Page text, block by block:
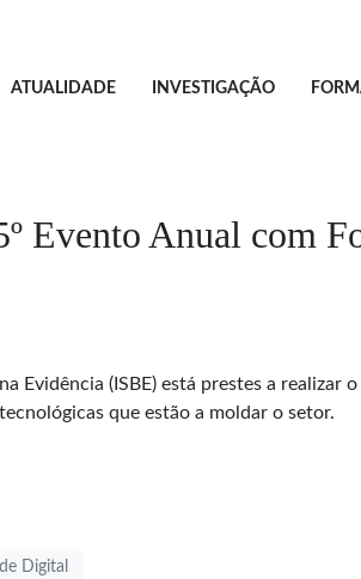
ATUALIDADE INVESTIGAÇÃO
Evento Anual com
Evidência (ISBE) está prestes a
que estão a moldar o setor.
Digital